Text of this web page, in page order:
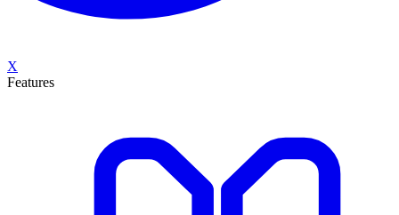
X
Features